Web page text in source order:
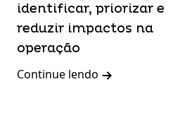
identificar, priorizar e
reduzir impactos na
operação
Continue lendo